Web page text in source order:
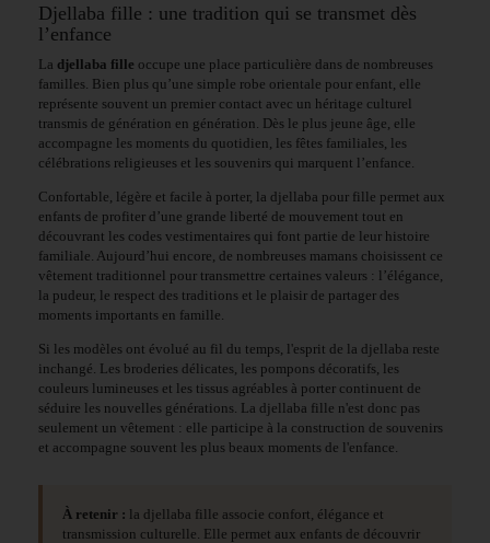
Djellaba fille : une tradition qui se transmet dès
l’enfance
La djellaba fille occupe une place particulière dans de nombreuses
familles. Bien plus qu’une simple robe orientale pour enfant, elle
représente souvent un premier contact avec un héritage culturel
transmis de génération en génération. Dès le plus jeune âge, elle
accompagne les moments du quotidien, les fêtes familiales, les
célébrations religieuses et les souvenirs qui marquent l’enfance.
Confortable, légère et facile à porter, la djellaba pour fille permet aux
enfants de profiter d’une grande liberté de mouvement tout en
découvrant les codes vestimentaires qui font partie de leur histoire
familiale. Aujourd’hui encore, de nombreuses mamans choisissent ce
vêtement traditionnel pour transmettre certaines valeurs : l’élégance,
la pudeur, le respect des traditions et le plaisir de partager des
moments importants en famille.
Si les modèles ont évolué au fil du temps, l'esprit de la djellaba reste
inchangé. Les broderies délicates, les pompons décoratifs, les
couleurs lumineuses et les tissus agréables à porter continuent de
séduire les nouvelles générations. La djellaba fille n'est donc pas
seulement un vêtement : elle participe à la construction de souvenirs
et accompagne souvent les plus beaux moments de l'enfance.
À retenir : la djellaba fille associe confort, élégance et
transmission culturelle. Elle permet aux enfants de découvrir